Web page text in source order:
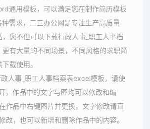
通用模板，可以满足您在制作简历模板
需求，二三办公网是专注生产高质量
您不但可以下载行政人事_职工人事档
有大量的不同场景，不同风格的求职简
载使用。
人事_职工人事档案表excel模板，请使
，作品中的文字与图均可以修改和编
作品中右键图片并更换，文字修改请直
改，也可以新增和删除作品中的内容。